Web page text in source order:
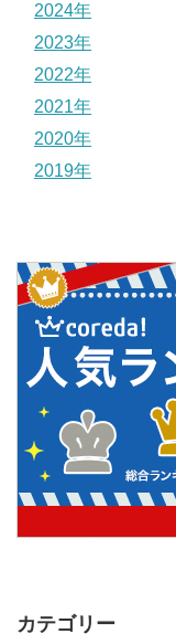
2024年
2023年
2022年
2021年
2020年
2019年
カテゴリー